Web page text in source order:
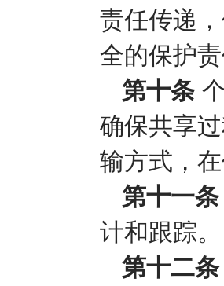
责任传递
全的保护
第十条
确保共享
输方式，
第十一条
计和跟踪。
第十二条